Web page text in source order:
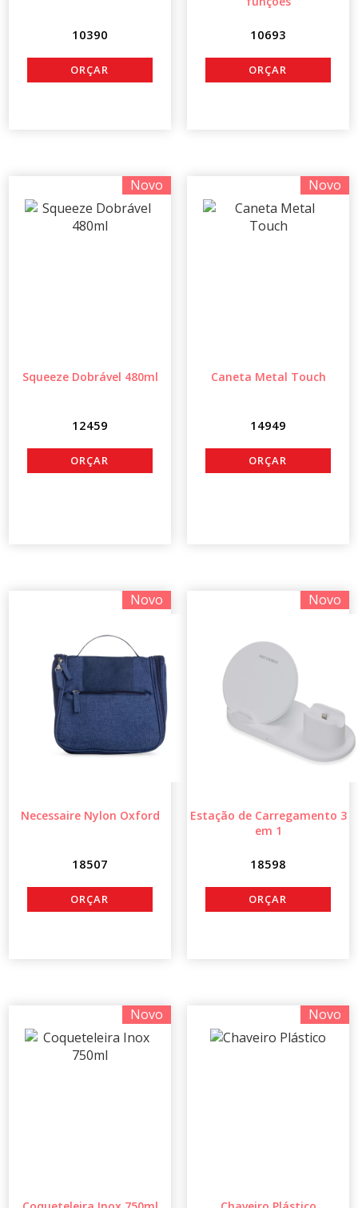
10390 10693
Novo
Squeeze Dobrável 480ml
12459
Novo
Caneta Metal Touch
14949
Novo
Necessaire Nylon Oxford
18507
Novo
Estação de Carregamento 3
em 1
18598
Novo Novo